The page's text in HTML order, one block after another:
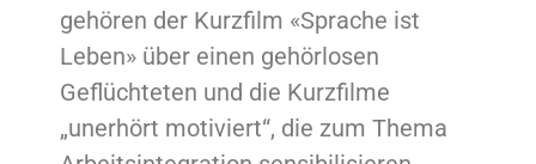
gehören der Kurzfilm «Sprache ist
Leben» über einen gehörlosen
Geflüchteten und die Kurzfilme
„unerhört motiviert“, die zum Thema